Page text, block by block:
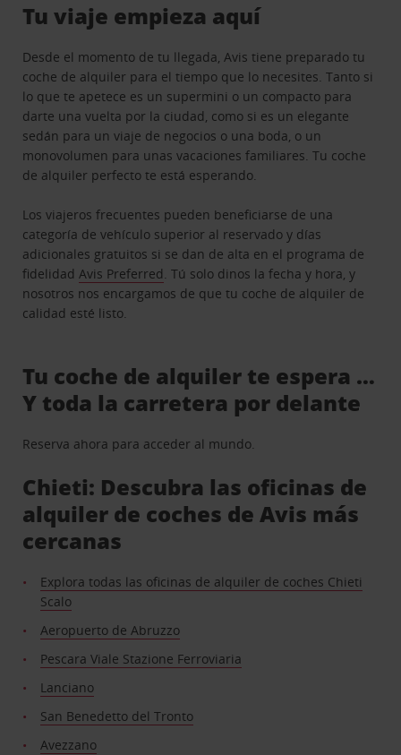
Tu viaje empieza aquí
Desde el momento de tu llegada, Avis tiene preparado tu
coche de alquiler para el tiempo que lo necesites. Tanto si
lo que te apetece es un supermini o un compacto para
darte una vuelta por la ciudad, como si es un elegante
sedán para un viaje de negocios o una boda, o un
monovolumen para unas vacaciones familiares. Tu coche
de alquiler perfecto te está esperando.
Los viajeros frecuentes pueden beneficiarse de una
categoría de vehículo superior al reservado y días
adicionales gratuitos si se dan de alta en el programa de
fidelidadAvis Preferred. Tú solo dinos la fecha y hora, y
nosotros nos encargamos de que tu coche de alquiler de
calidad esté listo.
Tu coche de alquiler te espera …
Y toda la carretera por delante
Reserva ahora para acceder al mundo.
Chieti: Descubra las oficinas de
alquiler de coches de Avis más
cercanas
Explora todas las oficinas de alquiler de coches Chieti
Scalo
Aeropuerto de Abruzzo
Pescara Viale Stazione Ferroviaria
Lanciano
San Benedetto del Tronto
Avezzano